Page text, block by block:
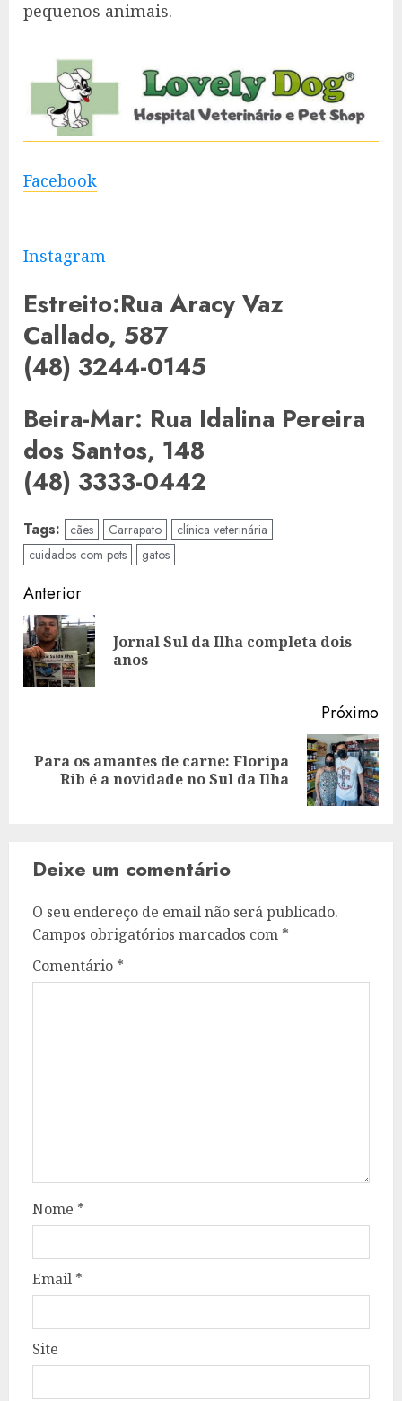
pequenos animais.
Facebook
Instagram
Estreito:Rua Aracy Vaz
Callado, 587
(48) 3244-0145
Beira-Mar: Rua Idalina Pereira
dos Santos, 148
(48) 3333-0442
Tags: cães Carrapato
clínica veterinária
cuidados com pets
gatos
Navegação
de
artigos
Anterior
Jornal Sul da Ilha completa dois
anos
Próximo
Artigo
seguinte:
Para os amantes de carne: Floripa
Rib é a novidade no Sul da Ilha
Deixe um comentário
O seu endereço de email não será publicado.
Campos obrigatórios marcados com *
Comentário *
Nome *
Email *
Site